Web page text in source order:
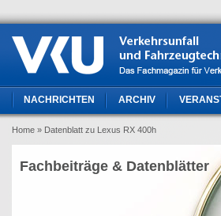
NACHRICHTEN ARCHIV
Home » Datenblatt zu Lexus RX 400h
Fachbeiträge & Datenblätter